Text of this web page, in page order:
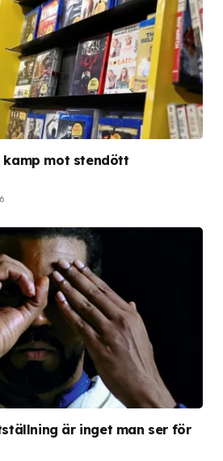
kamp mot stendött
är inget man ser för